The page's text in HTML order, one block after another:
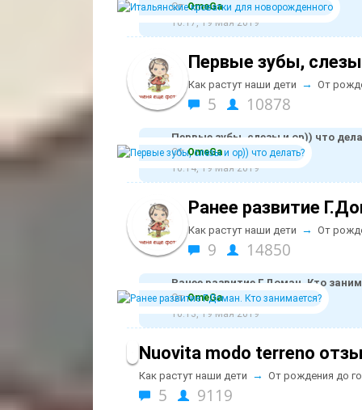
От:ОmeGa
10:17, 19 Мая 2019
Первые зубы,
Как растут наши дети → От
5 10878
Первые зубы, слезы и ор)) что
От:ОmeGa
10:14, 19 Мая 2019
Ранее развитие
Как растут наши дети → От
9 14850
Ранее развитие Г.Доман. Кто
От:ОmeGa
10:13, 19 Мая 2019
Nuovita modo terreno
Как растут наши дети → От рождения до
5 9119